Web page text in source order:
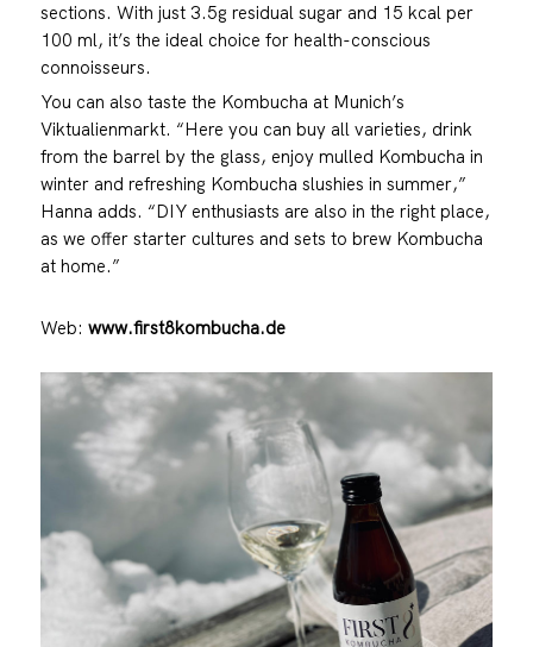
sections. With just 3.5g residual sugar and 15 kcal per
100 ml, it’s the ideal choice for health-conscious
connoisseurs.
You can also taste the Kombucha at Munich’s
Viktualienmarkt. “Here you can buy all varieties, drink
from the barrel by the glass, enjoy mulled Kombucha in
winter and refreshing Kombucha slushies in summer,”
Hanna adds. “DIY enthusiasts are also in the right place,
as we offer starter cultures and sets to brew Kombucha
at home.”
Web: www.first8kombucha.de